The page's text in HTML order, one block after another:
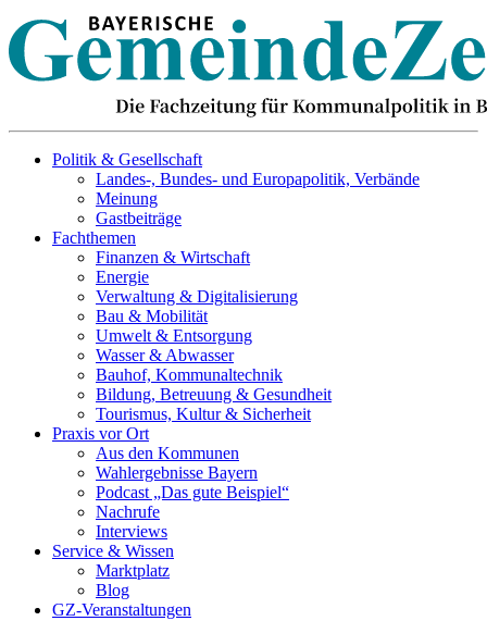
Politik & Gesellschaft
Landes-, Bundes- und Europapolitik, Verbände
Meinung
Gastbeiträge
Fachthemen
Finanzen & Wirtschaft
Energie
Verwaltung & Digitalisierung
Bau & Mobilität
Umwelt & Entsorgung
Wasser & Abwasser
Bauhof, Kommunaltechnik
Bildung, Betreuung & Gesundheit
Tourismus, Kultur & Sicherheit
Praxis vor Ort
Aus den Kommunen
Wahlergebnisse Bayern
Podcast „Das gute Beispiel“
Nachrufe
Interviews
Service & Wissen
Marktplatz
Blog
GZ-Veranstaltungen